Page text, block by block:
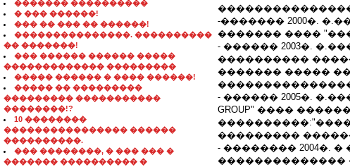
������� ����������
� ��� ������!
��� �� ��� �� ������!
���������������. ����������
�� �������!
��� ������ ������ �����
������������� ���������
����� ������ � ���� ������!
����� �� ���������
��������� �����������
��������!?
10 ��������
���������������� ������
����������.
��� ��������, � ��� ��� �
������� ���������� �
-������� 2000�.
������� ����
- ������ 2003�.
����������
������� �����
- ������ 2005�.
GROUP" ����
���������
- �������� 2004�.
��������������